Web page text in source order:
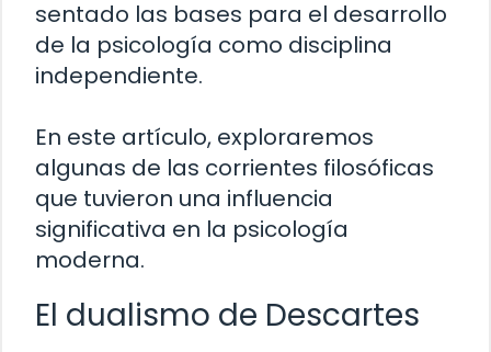
sentado las bases para el desarrollo
de la psicología como disciplina
independiente.
En este artículo, exploraremos
algunas de las corrientes filosóficas
que tuvieron una influencia
significativa en la psicología
moderna.
El dualismo de Descartes